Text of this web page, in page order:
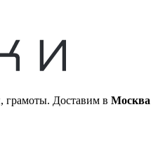
грамоты. Доставим в Москва